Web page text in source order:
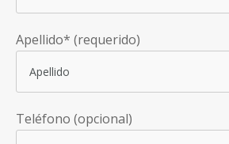
Apellido* (requerido)
Teléfono (opcional)